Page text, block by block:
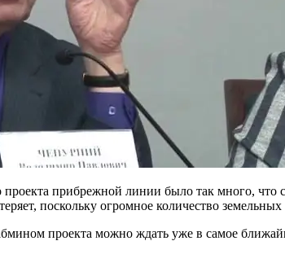
прибрежной линии было так много, что
поскольку огромное количество
проекта можно ждать уже в самое